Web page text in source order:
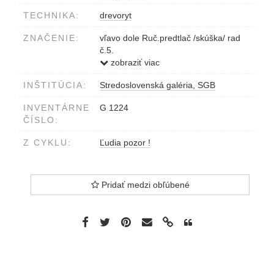
TECHNIKA: drevoryt
ZNAČENIE:
vľavo dole Ruč.predtlač /skúška/ rad
č.5.
v strede dole 'Madona veku atóma' z
vpravo dole Szabó Gy 958-59
zobraziť viac
INŠTITÚCIA: Stredoslovenská galéria, SGB
INVENTÁRNE
ČÍSLO:
G 1224
Z CYKLU: Ľudia pozor !
Pridať medzi obľúbené